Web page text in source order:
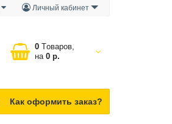
Личный кабинет
0 Tоваров,
на
0 р.
Как оформить заказ?